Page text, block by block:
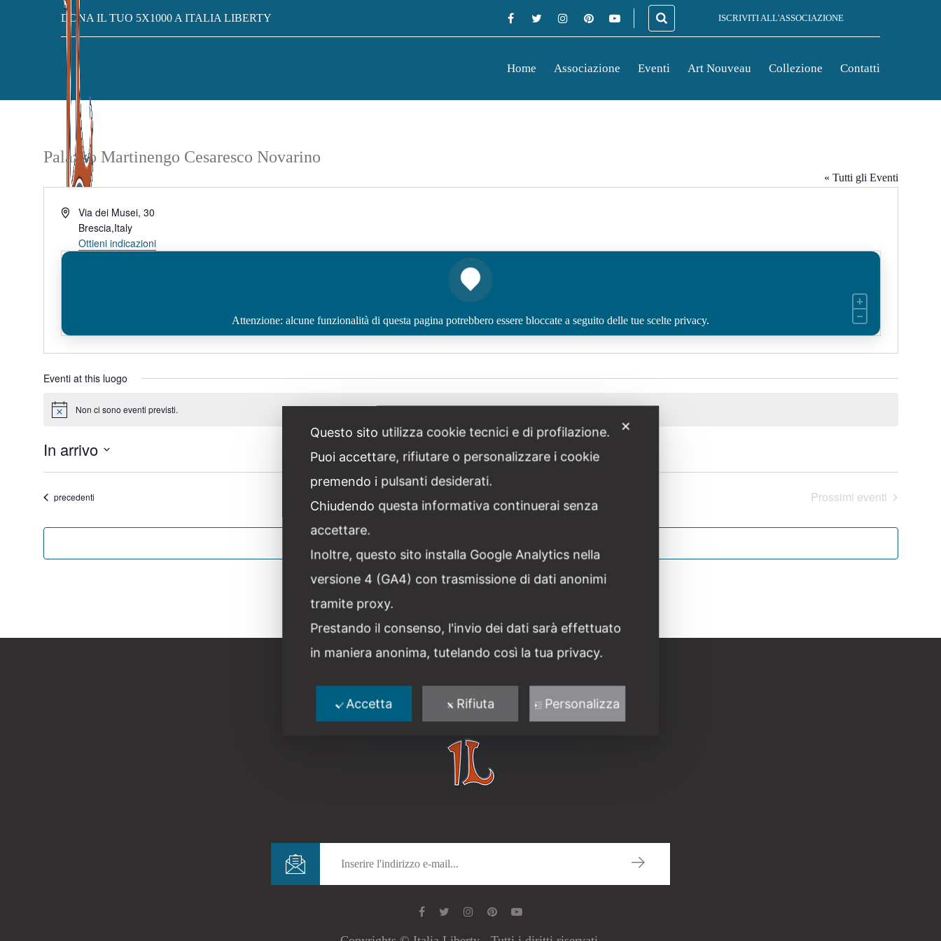
DONA IL TUO 5X1000 A ITALIA LIBERTY ISCRIVITI ALL'ASSOCIAZIONE
Home Associazione Eventi Art Nouveau Collezione Contatti
Palazzo Martinengo Cesaresco Novarino
« Tutti gli Eventi
IndirizzoVia dei Musei, 30
Brescia,Italy
Ottieni indicazioni
Attenzione: alcune funzionalità di questa pagina potrebbero essere bloccate a seguito delle tue scelte privacy.
Eventi at this luogo
Notice Non ci sono eventi previsti.
In arrivo
data.
Eventi
precedenti Prossimi eventi
✕
Questo sito utilizza cookie tecnici e di profilazione.
Puoi accettare, rifiutare o personalizzare i cookie
premendo i pulsanti desiderati.
Chiudendo questa informativa continuerai senza
accettare.
Inoltre, questo sito installa Google Analytics nella
versione 4 (GA4) con trasmissione di dati anonimi
tramite proxy.
Prestando il consenso, l'invio dei dati sarà effettuato
in maniera anonima, tutelando così la tua privacy.
Accetta Rifiuta Personalizza